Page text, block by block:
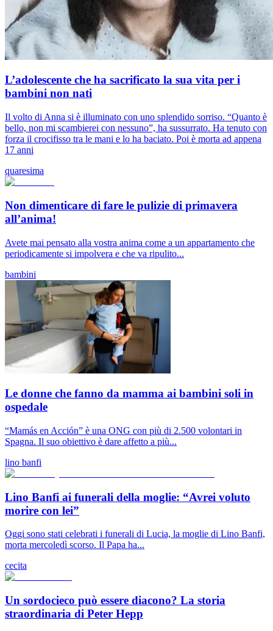
L’adolescente che ha sacrificato la sua vita per i
bambini non nati
Il volto di Anna si è illuminato con uno splendido sorriso. “Quanto è
bello, non mi scambierei con nessuno”, ha sussurrato. Ha tenuto con
forza il crocifisso tra le mani e lo ha baciato. Poi è morta ad appena
17 anni
quaresima
Non dimenticare di fare le pulizie di primavera
all’anima!
Avete mai pensato alla vostra anima come a un appartamento che
periodicamente si impolvera e che va ripulito...
bambini
Le donne che fanno da mamma ai bambini soli in
ospedale
“Mamás en Acción” è una ONG con più di 2.500 volontari in
Spagna. Il suo obiettivo è dare affetto a più...
lino banfi
Lino Banfi ai funerali della moglie: “Avrei voluto
morire con lei”
Oggi sono stati celebrati i funerali di Lucia, la moglie di Lino Banfi,
morta mercoledì scorso. Il Papa ha...
cecita
Un sordocieco può essere diacono? La storia
straordinaria di Peter Hepp